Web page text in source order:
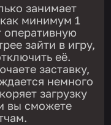
занимает
минимум 1
оперативную
зайти в игру,
её.
заставку,
немного
загрузку
вы сможете